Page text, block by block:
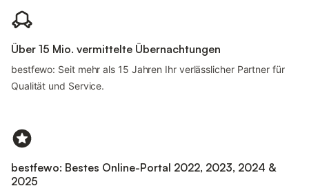
Über 15 Mio. vermittelte Übernachtungen
bestfewo: Seit mehr als 15 Jahren Ihr verlässlicher Partner für
Qualität und Service.
bestfewo: Bestes Online-Portal 2022, 2023, 2024 &
2025